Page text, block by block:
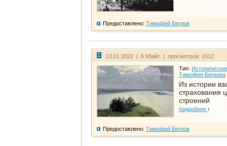
Предоставлено: Тимофей Бегров
13.01.2022 | 6 Кбайт | просмотров: 1012
Тип:
Тимофея Бегрова
Из истории
страхования
строений
подробнее
Предоставлено: Тимофей Бегров